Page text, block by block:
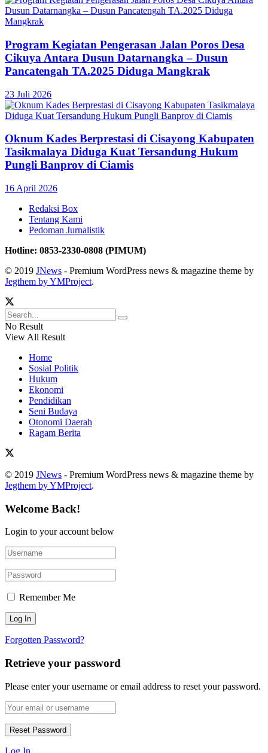
Program Kegiatan Pengerasan Jalan Poros Desa
Cikuya Antara Dusun Datarnangka – Dusun
Pancatengah TA.2025 Diduga Mangkrak
23 Juli 2026
Oknum Kades Berprestasi di Cisayong Kabupaten
Tasikmalaya Diduga Kuat Tersandung Hukum
Pungli Banprov di Ciamis
16 April 2026
Redaksi Box
Tentang Kami
Pedoman Jurnalistik
Hotline: 0853-2330-0808 (PIMUM)
© 2019 JNews - Premium WordPress news & magazine theme by
Jegthem by YMProject.
No Result
View All Result
Home
Sosial Politik
Hukum
Ekonomi
Pendidikan
Seni Budaya
Otonomi Daerah
Ragam Berita
© 2019 JNews - Premium WordPress news & magazine theme by
Jegthem by YMProject.
Welcome Back!
Login to your account below
Remember Me
Forgotten Password?
Retrieve your password
Please enter your username or email address to reset your password.
Log In